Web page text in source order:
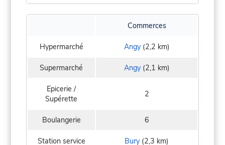
Commerces
Hypermarché Angy(2,2 km)
Supermarché Angy(2,1 km)
Epicerie /
Supérette
2
Boulangerie 6
Station service Bury (2,3 km)